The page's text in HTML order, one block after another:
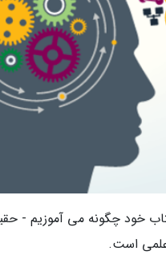
خود چگونه می آموزیم -
است.